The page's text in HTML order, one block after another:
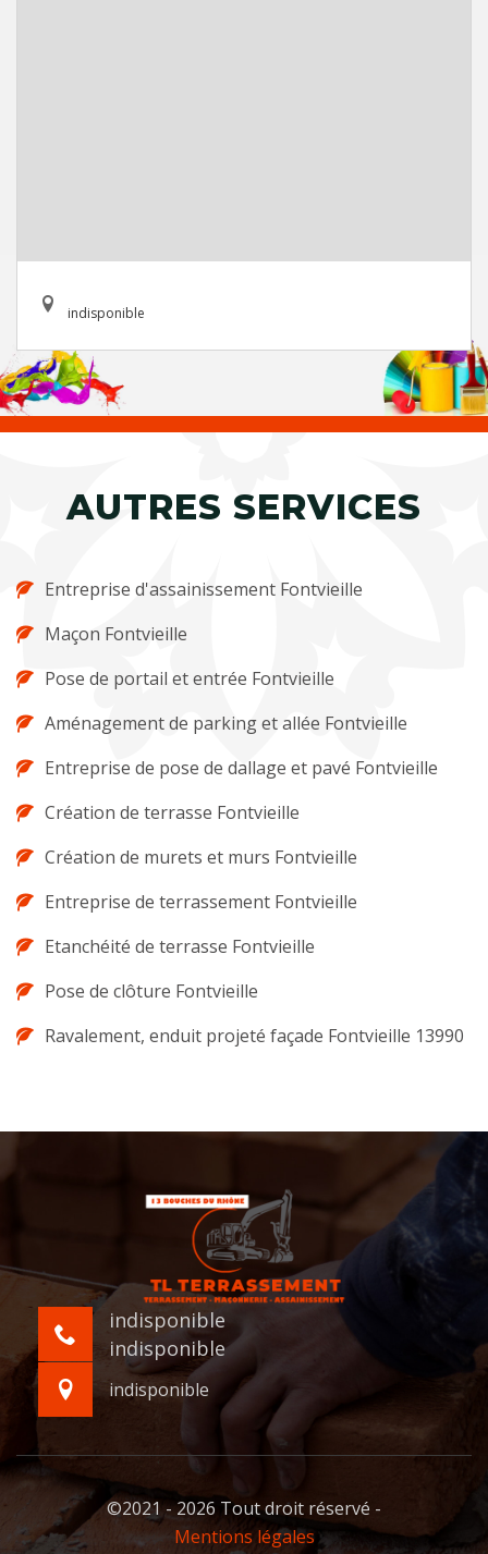
indisponible
AUTRES SERVICES
Entreprise d'assainissement Fontvieille
Maçon Fontvieille
Pose de portail et entrée Fontvieille
Aménagement de parking et allée Fontvieille
Entreprise de pose de dallage et pavé Fontvieille
Création de terrasse Fontvieille
Création de murets et murs Fontvieille
Entreprise de terrassement Fontvieille
Etanchéité de terrasse Fontvieille
Pose de clôture Fontvieille
Ravalement, enduit projeté façade Fontvieille 13990
indisponible
indisponible
indisponible
©2021 - 2026 Tout droit réservé -
Mentions légales